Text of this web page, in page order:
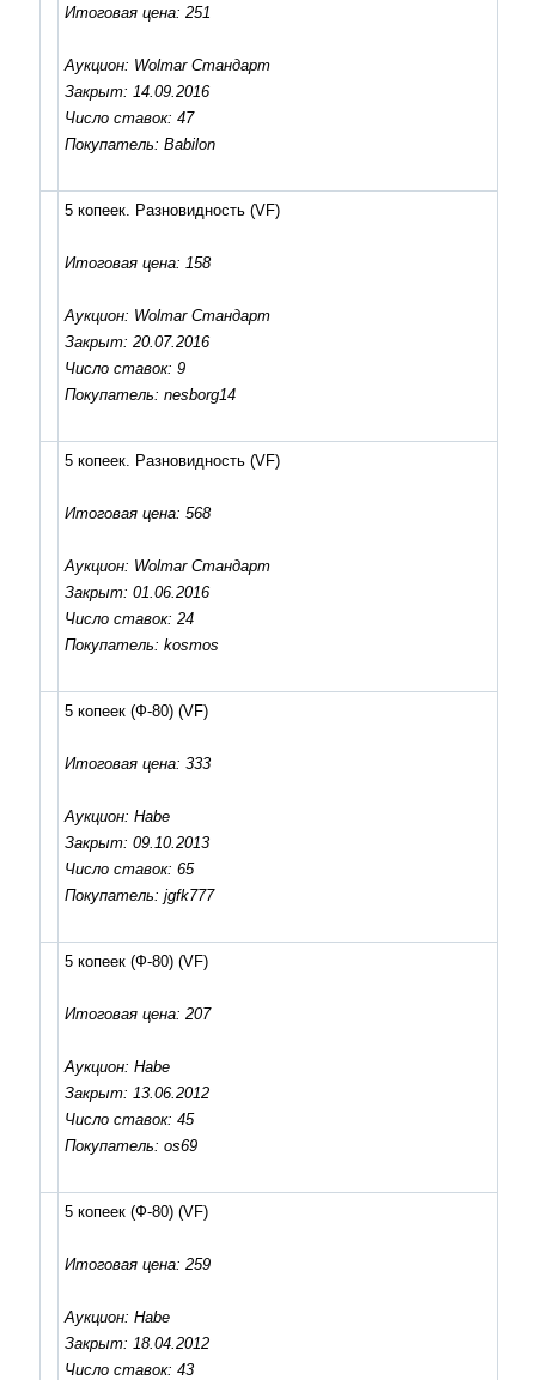
Итоговая цена: 251
Аукцион: Wolmar Стандарт
Закрыт: 14.09.2016
Число ставок: 47
Покупатель: Babilon
5 копеек. Разновидность(VF)
Итоговая цена: 158
Аукцион: Wolmar Стандарт
Закрыт: 20.07.2016
Число ставок: 9
Покупатель: nesborg14
5 копеек. Разновидность(VF)
Итоговая цена: 568
Аукцион: Wolmar Стандарт
Закрыт: 01.06.2016
Число ставок: 24
Покупатель: kosmos
5 копеек (Ф-80)(VF)
Итоговая цена: 333
Аукцион: Habe
Закрыт: 09.10.2013
Число ставок: 65
Покупатель: jgfk777
5 копеек (Ф-80)(VF)
Итоговая цена: 207
Аукцион: Habe
Закрыт: 13.06.2012
Число ставок: 45
Покупатель: os69
5 копеек (Ф-80)(VF)
Итоговая цена: 259
Аукцион: Habe
Закрыт: 18.04.2012
Число ставок: 43